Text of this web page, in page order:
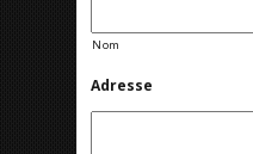
Nom
Adresse